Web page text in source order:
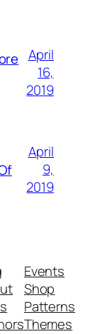
April
16,
2019
April
9,
2019
Events
Shop
Patterns
Themes